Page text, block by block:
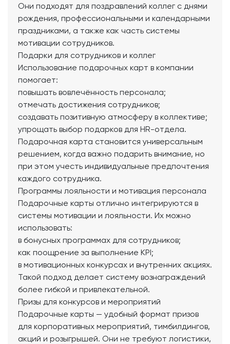
Они подходят для поздравлений коллег с днями
рождения, профессиональными и календарными
праздниками, а также как часть системы
мотивации сотрудников.
Подарки для сотрудников и коллег
Использование подарочных карт в компании
помогает:
повышать вовлечённость персонала;
отмечать достижения сотрудников;
создавать позитивную атмосферу в коллективе;
упрощать выбор подарков для HR-отдела.
Подарочная карта становится универсальным
решением, когда важно подарить внимание, но
при этом учесть индивидуальные предпочтения
каждого сотрудника.
Программы лояльности и мотивация персонала
Подарочные карты отлично интегрируются в
системы мотивации и лояльности. Их можно
использовать:
в бонусных программах для сотрудников;
как поощрение за выполнение KPI;
в мотивационных конкурсах и внутренних акциях.
Такой подход делает систему вознаграждений
более гибкой и привлекательной.
Призы для конкурсов и мероприятий
Подарочные карты — удобный формат призов
для корпоративных мероприятий, тимбилдингов,
акций и розыгрышей. Они не требуют логистики,